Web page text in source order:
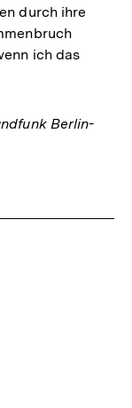
durch ihre
ich das
Berlin-